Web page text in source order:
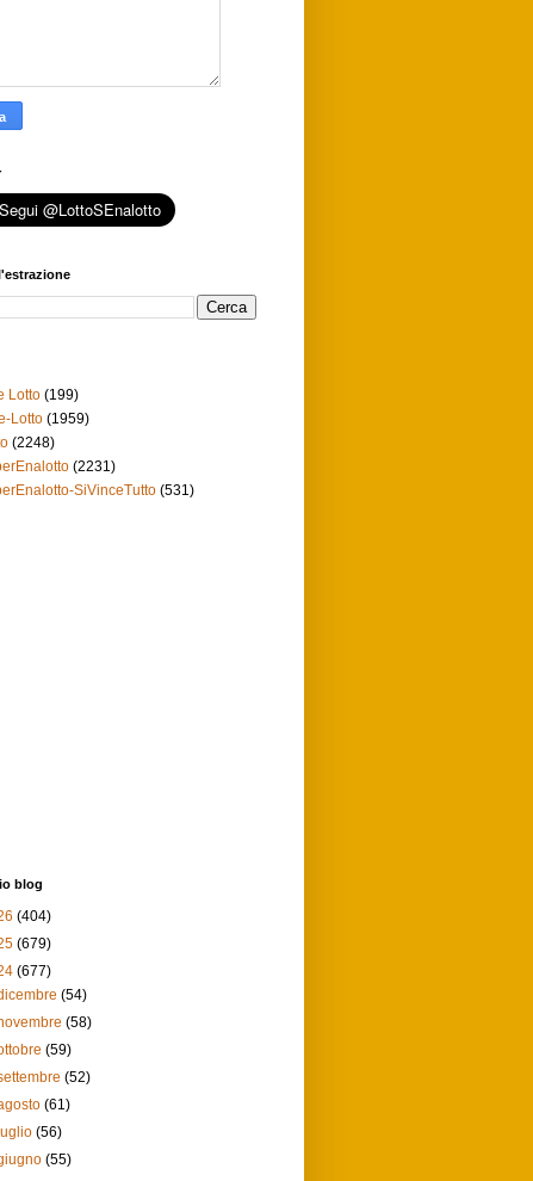
Lotto (199)
Lotto (1959)
(2248)
(2231)
SiVinceTutto (531)
blog
(404)
(679)
(677)
(54)
(58)
(59)
(52)
(61)
luglio(56)
(55)